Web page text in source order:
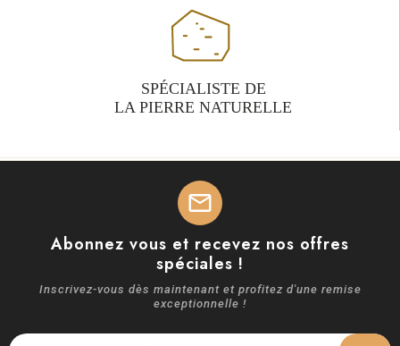
DANS LA
mail
Abonnez vous et recevez nos offres
spéciales !
Inscrivez-vous dès maintenant et profitez d'une remise
exceptionnelle !